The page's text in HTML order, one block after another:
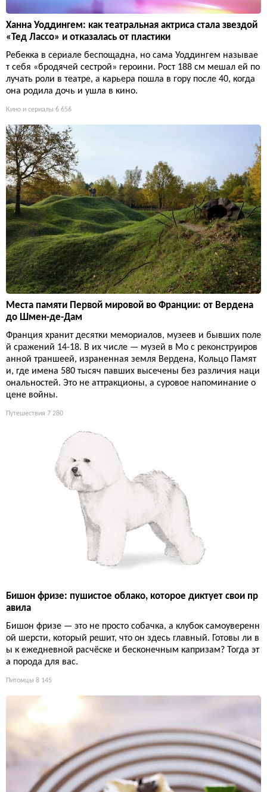
Ханна Уоддингем: как театральная актриса стала звездой
«Тед Лассо» и отказалась от пластики
Ребекка в сериале беспощадна, но сама Уоддингем называе
т себя «бродячей сестрой» героини. Рост 188 см мешал ей по
лучать роли в театре, а карьера пошла в гору после 40, когда
она родила дочь и ушла в кино.
Кино и сериалы 6 656
Места памяти Первой мировой во Франции: от Вердена
до Шмен-де-Дам
Франция хранит десятки мемориалов, музеев и бывших поле
й сражений 14-18. В их числе — музей в Мо с реконструиров
анной траншеей, израненная земля Вердена, Кольцо Памят
и, где имена 580 тысяч павших высечены без различия наци
ональностей. Это не аттракционы, а суровое напоминание о
цене войны.
Путешествия 7 280
Бишон фризе: пушистое облако, которое диктует свои пр
авила
Бишон фризе — это не просто собачка, а клубок самоуверенн
ой шерсти, который решит, что он здесь главный. Готовы ли в
ы к ежедневной расчёске и бесконечным капризам? Тогда эт
а порода для вас.
Питомцы 8 145